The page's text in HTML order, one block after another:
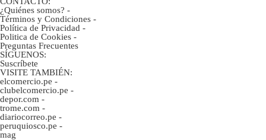
¿Quiénes somos? -
Términos y Condiciones -
Política de Privacidad -
Politica de Cookies -
Preguntas Frecuentes
SÍGUENOS:
Suscríbete
VISITE TAMBIÉN:
elcomercio.pe -
clubelcomercio.pe -
depor.com -
trome.com -
diariocorreo.pe -
peruquiosco.pe -
mag